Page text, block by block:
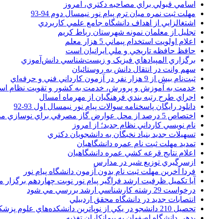
اسامي قبولي براي مصاحبه دکتري، امروز
مهلت ثبت نمره میان ترم پیام نور نیمسال دوم 94-93
اشتغالزايي از اهداف دانشگاه جامع علمي کاربردي
تجليل از معلمان نمونه شهرستان رباط کريم
اعلام اولويت استخدام پيماني 5 هزار معلم
حافظ حافظه تاريخي و ملي ايرانيان است
برگزاري المپيادهاي فيزيک و زيست‌شناسي دانش‌آموزي
سهم وانت در انتقال دانش به روستائيان
ثبت‌نام بيش از 9 هزار نفر در آزمون کارداني فني و حرفه‌اي
خدمت به آموزش و پرورش، خدمت به کشور و تقويت نظام
اجراي طرح رتبه بندي فرهنگيان از مهرماه امسال
دانلود رایگان پاسخنامه سوالات پیام نور نیمسال اول 93-92
اختصاص 5 درصد از محل عوارض گاز مصرفي براي نوسازي مدارس
نام نويسي کارداني نظام جديد؛ از امروز
تسهيلات جديد بنياد نخبگان به دانشجويان دکتري
تمديد مهلت ثبت نام عمره دانشگاهيان
اعلام نتايج قرعه کشي عمره دانشگاهيان
ازسرگيري توزيع شير در مدارس
فردا آخرین مهلت ثبت نام بدون آزمون دانشگاه پیام نور
آیا تکمیل ظرفیت ارشد فراگیر پیام نور نوبت چهاردهم
درخواست 29 رشته کارشناسي ارشد بررسي مي شود
انتصابات جديد در دانشگاه محقق اردبيلي
تحصيل 210 دانشجو در يکي از نوپاترين دانشکده‌هاي علوم پزشکي کشور